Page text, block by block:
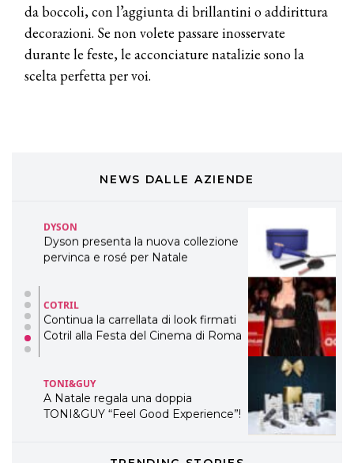
da boccoli, con l’aggiunta di brillantini o addirittura
decorazioni. Se non volete passare inosservate
durante le feste, le acconciature natalizie sono la
scelta perfetta per voi.
NEWS DALLE AZIENDE
DAVINES
Davines presenta cofanetti beauty
preziosi per un regalo adatto ad
ogni capello
COSMOPROF WORLDWIDE BOLOGNA
COTRIL
Continua la carrellata di look firmati
TONI&GUY
TONI&GUY
LABEL.M lancia la sua innovativa ed